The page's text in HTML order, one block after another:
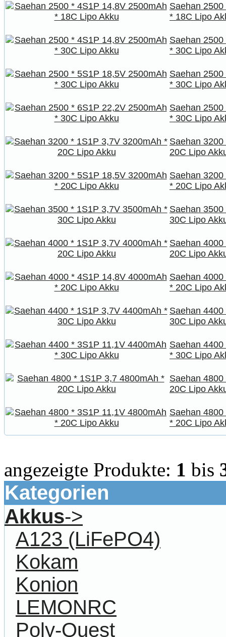
Saehan
* 18C Lipo
Saehan
* 30C Lipo
Saehan
* 30C Lipo
Saehan
* 30C Lipo
Saehan
20C Lipo
Saehan
* 20C Lipo
Saehan
30C Lipo
Saehan
20C Lipo
Saehan
* 20C Lipo
Saehan
30C Lipo
Saehan
* 30C Lipo
Saehan
20C Lipo
Saehan
* 20C Lipo
angezeigte Produkte: 1 bis
Kategorien
Akkus->
A123 (LiFePO4)
Kokam
Konion
LEMONRC
Poly-Quest